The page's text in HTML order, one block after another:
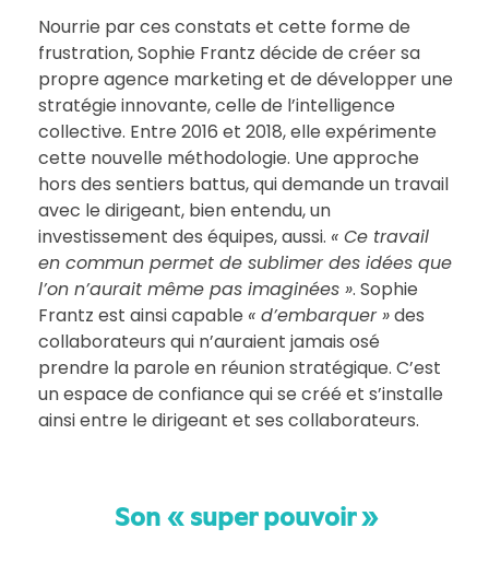
Nourrie par ces constats et cette forme de
frustration, Sophie Frantz décide de créer sa
propre agence marketing et de développer une
stratégie innovante, celle de l’intelligence
collective. Entre 2016 et 2018, elle expérimente
cette nouvelle méthodologie. Une approche
hors des sentiers battus, qui demande un travail
avec le dirigeant, bien entendu, un
investissement des équipes, aussi. « Ce travail
en commun permet de sublimer des idées que
l’on n’aurait même pas imaginées ». Sophie
Frantz est ainsi capable « d’embarquer »des
collaborateurs qui n’auraient jamais osé
prendre la parole en réunion stratégique. C’est
un espace de confiance qui se créé et s’installe
ainsi entre le dirigeant et ses collaborateurs.
Son « super pouvoir »